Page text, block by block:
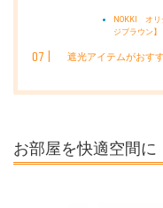
NOKKI オリ
ジブラウン】
遮光アイテムがおす
お部屋を快適空間